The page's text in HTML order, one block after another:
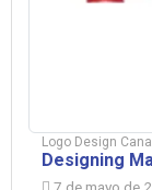
Logo Design
Designing
7 de mayo de